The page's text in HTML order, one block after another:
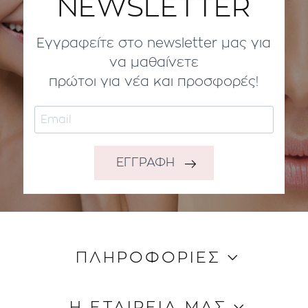
NEWSLETTER
Εγγραφείτε στο newsletter μας για
να μαθαίνετε
πρώτοι για νέα και προσφορές!
ΕΓΓΡΑΦΗ
ΠΛΗΡΟΦΟΡΙΕΣ